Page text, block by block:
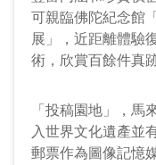
可親臨佛陀紀念館
展」，近距離體驗
術，欣賞百餘件真
「投稿園地」，馬
入世界文化遺產並
郵票作為圖像記憶
李四龍 北